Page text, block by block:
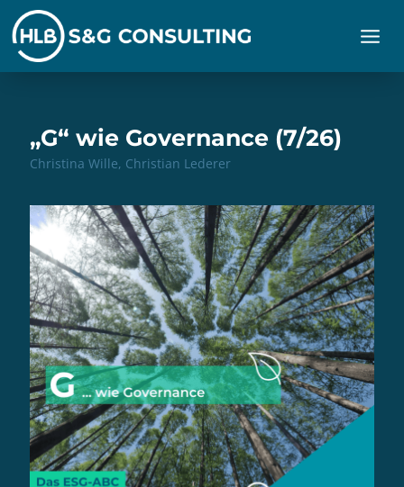
Zum
Inhalt
springen
„G“ wie Governance (7/26)
Christina Wille, Christian Lederer